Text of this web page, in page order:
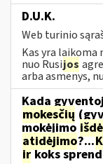
D.U.K.
Web turinio
Kas yra laikoma
nuo Rusijos
arba asmenys,
Kada
mokesčių
mokėjimo
atidėjimo?...
irkoks